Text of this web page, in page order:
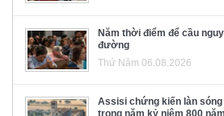
Năm thời điểm để cầu
đường
Thứ Năm 06.08.2026
Assisi chứng kiến làn